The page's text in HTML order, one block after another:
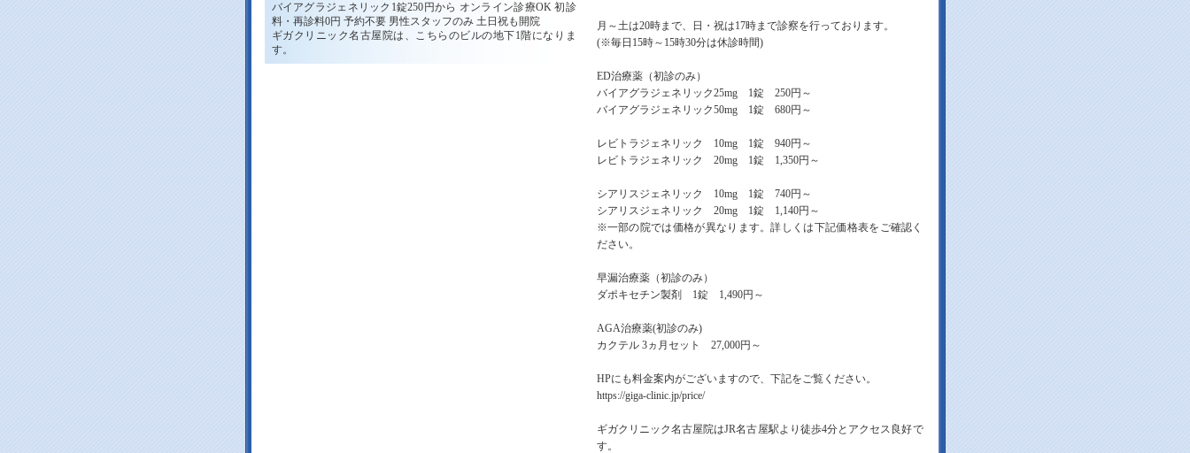
バイアグラジェネリック1錠250円から オンライン診療OK 初診
料・再診料0円 予約不要 男性スタッフのみ 土日祝も開院
ギガクリニック名古屋院は、こちらのビルの地下1階になりま
す。
月～土は20時まで、日・祝は17時まで診察を行っております。
(※毎日15時～15時30分は休診時間)
ED治療薬（初診のみ）
バイアグラジェネリック25mg 1錠 250円～
バイアグラジェネリック50mg 1錠 680円～
レビトラジェネリック 10mg 1錠 940円～
レビトラジェネリック 20mg 1錠 1,350円～
シアリスジェネリック 10mg 1錠 740円～
シアリスジェネリック 20mg 1錠 1,140円～
※一部の院では価格が異なります。詳しくは下記価格表をご確認く
ださい。
早漏治療薬（初診のみ）
ダポキセチン製剤 1錠 1,490円～
AGA治療薬(初診のみ)
カクテル 3ヵ月セット 27,000円～
HPにも料金案内がございますので、下記をご覧ください。
https://giga-clinic.jp/price/
ギガクリニック名古屋院はJR名古屋駅より徒歩4分とアクセス良好で
す。